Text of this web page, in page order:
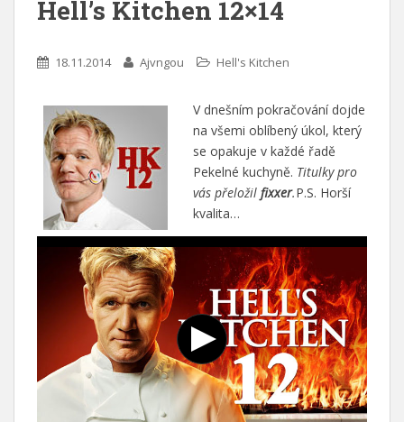
Hell’s Kitchen 12×14
18.11.2014 Ajvngou Hell's Kitchen
V dnešním pokračování dojde
na všemi oblíbený úkol, který
se opakuje v každé řadě
Pekelné kuchyně. Titulky pro
vás přeložil fixxer.P.S. Horší
kvalita…